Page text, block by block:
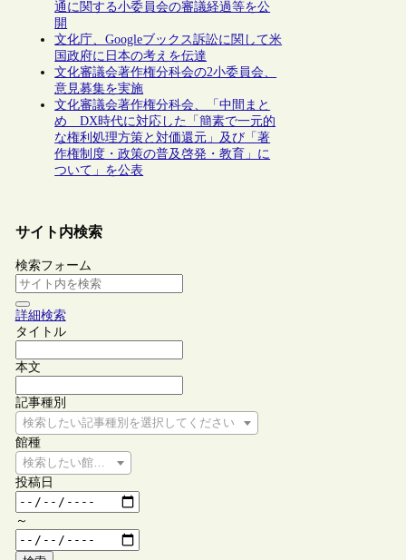
通に関する小委員会の審議経過等を公
開
文化庁、Googleブックス訴訟に関して米
国政府に日本の考えを伝達
文化審議会著作権分科会の2小委員会、
意見募集を実施
文化審議会著作権分科会、「中間まと
め DX時代に対応した「簡素で一元的
な権利処理方策と対価還元」及び「著
作権制度・政策の普及啓発・教育」に
ついて」を公表
サイト内検索
検索フォーム
詳細検索
タイトル
本文
記事種別
検索したい記事種別を選択してください
館種
検索したい館種を選択してください
投稿日
～